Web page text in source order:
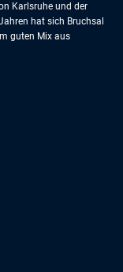
Karlsruhe und der
hat sich Bruchsal
guten Mix aus